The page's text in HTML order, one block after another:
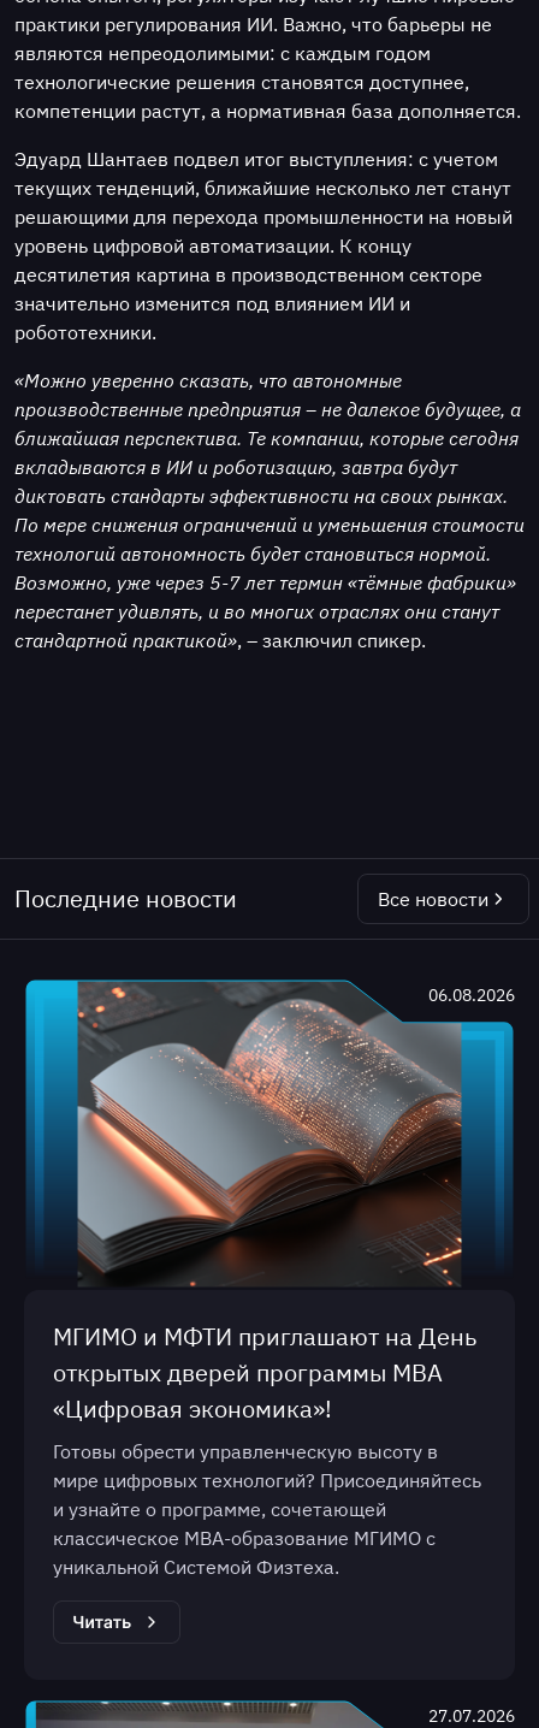
практики регулирования ИИ. Важно, что барьеры не
являются непреодолимыми: с каждым годом
технологические решения становятся доступнее,
компетенции растут, а нормативная база дополняется.
Эдуард Шантаев подвел итог выступления: с учетом
текущих тенденций, ближайшие несколько лет станут
решающими для перехода промышленности на новый
уровень цифровой автоматизации. К концу
десятилетия картина в производственном секторе
значительно изменится под влиянием ИИ и
робототехники.
«Можно уверенно сказать, что автономные
производственные предприятия – не далекое будущее, а
ближайшая перспектива. Те компании, которые сегодня
вкладываются в ИИ и роботизацию, завтра будут
диктовать стандарты эффективности на своих рынках.
По мере снижения ограничений и уменьшения стоимости
технологий автономность будет становиться нормой.
Возможно, уже через 5-7 лет термин «тёмные фабрики»
перестанет удивлять, и во многих отраслях они станут
стандартной практикой», – заключил спикер.
Последние новости Все новости
06.08.2026
МГИМО и МФТИ приглашают на День
открытых дверей программы МВА
«Цифровая экономика»!
Готовы обрести управленческую высоту в
мире цифровых технологий? Присоединяйтесь
и узнайте о программе, сочетающей
классическое МВА-образование МГИМО с
уникальной Системой Физтеха.
27.07.2026